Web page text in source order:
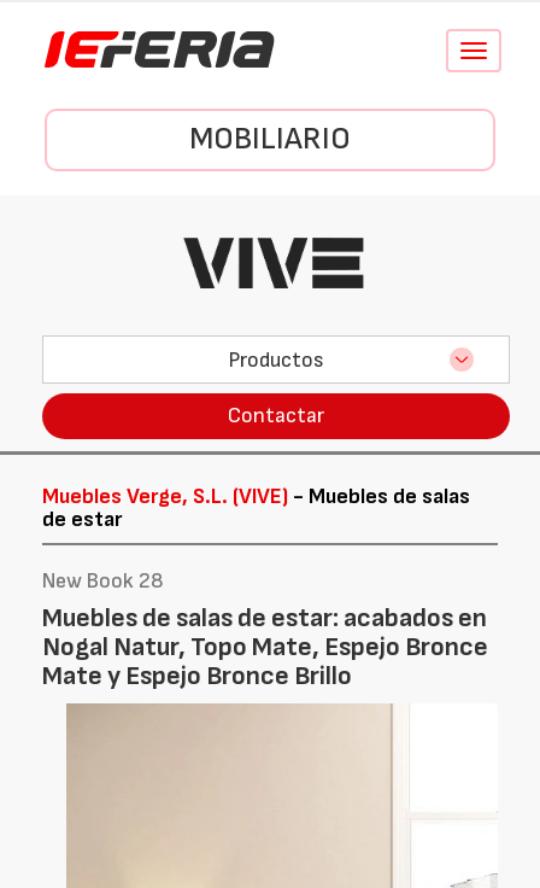
Conmutar
MOBILIARIO
Productos
Contactar
Muebles Verge, S.L. (VIVE) - Muebles de salas
de estar
New Book 28
Muebles de salas de estar: acabados en
Nogal Natur, Topo Mate, Espejo Bronce
Mate y Espejo Bronce Brillo